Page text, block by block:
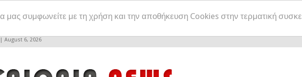
μας συμφωνείτε με τη χρήση και την αποθήκευση Cookies στην τερματική
August 6, 2026